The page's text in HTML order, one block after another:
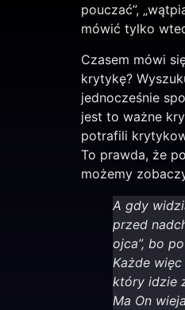
pouczać”,
mówić tylko
Czasem mówi
krytykę?
jednocześnie
jest to ważne
potrafili
To prawda, że
możemy
A gdy
przed
ojca”, bo
Każde
który idzie
Ma On